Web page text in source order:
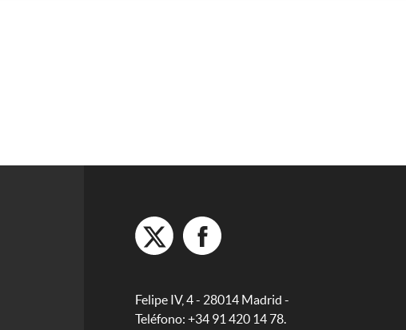
Felipe IV, 4 - 28014 Madrid -
Teléfono: +34 91 420 14 78.